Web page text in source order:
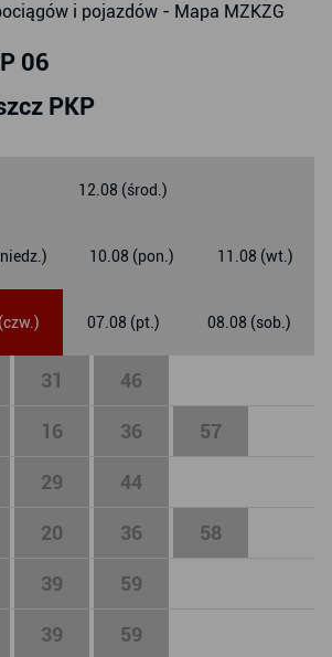
i pojazdów - Mapa MZKZG
06
PKP
07.08 (pt.) 08.08 (sob.)
10.08 (pon.) 11.08 (wt.)
12.08 (środ.)
31 46
16 36 57
29 44
20 36 58
39 59
39 59